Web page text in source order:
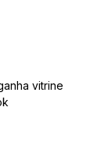
vitrine